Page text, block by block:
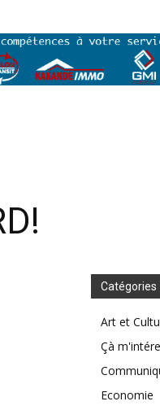
Catégories
Art et
Çà
Economie